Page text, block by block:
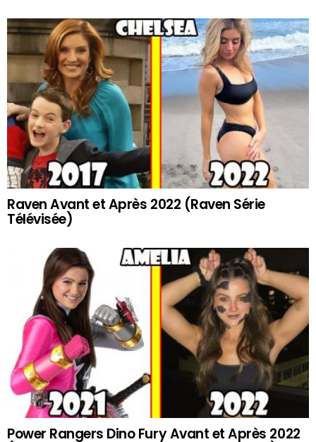
Raven Avant et Après 2022 (Raven Série
Télévisée)
Power Rangers Dino Fury Avant et Après 2022